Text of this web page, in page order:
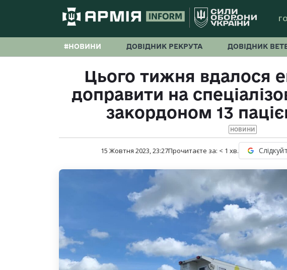
#НОВИНИ ДОВІДНИК РЕКРУТА ДОВІДНИК
Цього тижня вдалося
доправити на
закордоном 13
НОВИНИ
15 Жовтня 2023, 23:27Прочитаєте за: < 1 хв.